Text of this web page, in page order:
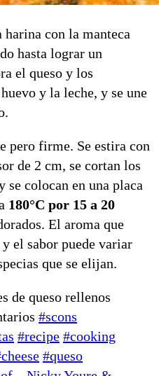
harina con la manteca
hasta lograr un
el queso y los
y la leche, y se une
pero firme. Se estira con
de 2 cm, se cortan los
se colocan en una placa
180°C por 15 a 20
El aroma que
el sabor puede variar
que se elijan.
de queso rellenos
#scons
#recipe #cooking
#queso